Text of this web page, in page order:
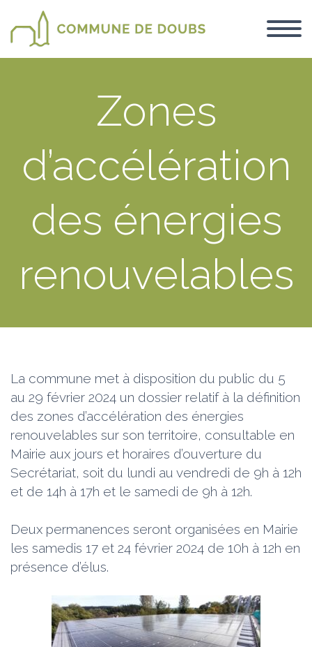
Zones
d’accélération
des énergies
renouvelables
La commune met à disposition du public du 5
au 29 février 2024 un dossier relatif à la définition
des zones d’accélération des énergies
renouvelables sur son territoire, consultable en
Mairie aux jours et horaires d’ouverture du
Secrétariat, soit du lundi au vendredi de 9h à 12h
et de 14h à 17h et le samedi de 9h à 12h.
Deux permanences seront organisées en Mairie
les samedis 17 et 24 février 2024 de 10h à 12h en
présence d’élus.